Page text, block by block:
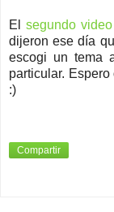
El segundo video
dijeron ese día
escogi un tema
particular.
:)
Compartir